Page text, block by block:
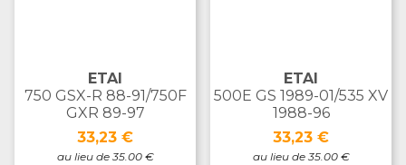
ETAI
750 GSX-R 88-91/750F
GXR 89-97
Prix
33,23 €
au lieu de 35.00 €
ETAI
500E GS 1989-01/535 XV
1988-96
Prix
33,23 €
au lieu de 35.00 €